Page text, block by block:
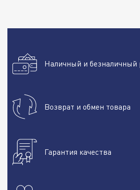
Наличный и безналичный
Возврат и обмен товара
Гарантия качества